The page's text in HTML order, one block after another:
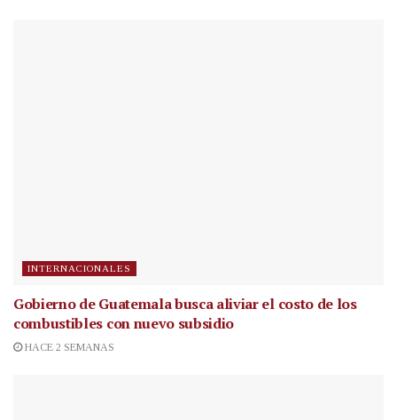
INTERNACIONALES
Gobierno de Guatemala busca aliviar el costo de los
combustibles con nuevo subsidio
HACE 2 SEMANAS